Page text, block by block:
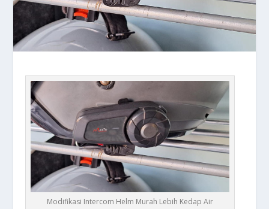
Modifikasi Intercom Helm Murah Lebih Kedap Air